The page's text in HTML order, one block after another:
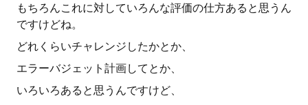
もちろんこれに対していろんな評価の仕方あると思うん
ですけどね。
どれくらいチャレンジしたかとか、
エラーバジェット計画してとか、
いろいろあると思うんですけど、